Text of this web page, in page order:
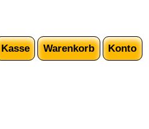
Kasse Warenkorb Konto